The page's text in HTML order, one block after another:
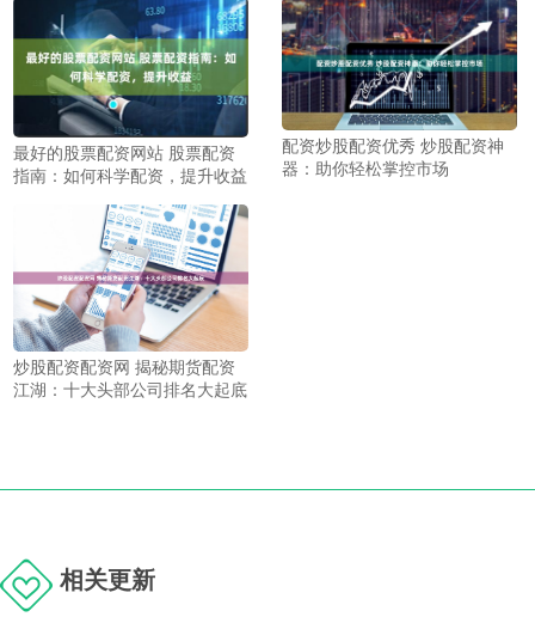
最好的股票配资网站 股票配资
指南：如何科学配资，提升收益
配资炒股配资优秀 炒股配资神
器：助你轻松掌控市场
炒股配资配资网 揭秘期货配资
江湖：十大头部公司排名大起底
相关更新